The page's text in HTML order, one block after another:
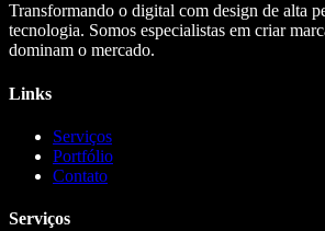
Transformando o digital com design de alta
tecnologia. Somos especialistas em criar
dominam o mercado.
Links
Serviços
Portfólio
Contato
Serviços